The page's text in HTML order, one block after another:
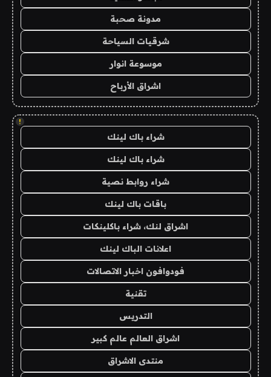
مدونة صحبة
شرقيات السياحة
موسوعة انوار
اشراق الأرباح
!
شراء باك لينك
شراء باك لينك
شراء روابط نصية
باقات باك لينك
اشراق لنك، شراء باكلينكات
اعلانات الباك لينك
فودوافون اخبار الاتصالات
تقنية
التدريس
اشراق العالم عالم كبير
منتدى الاشراق